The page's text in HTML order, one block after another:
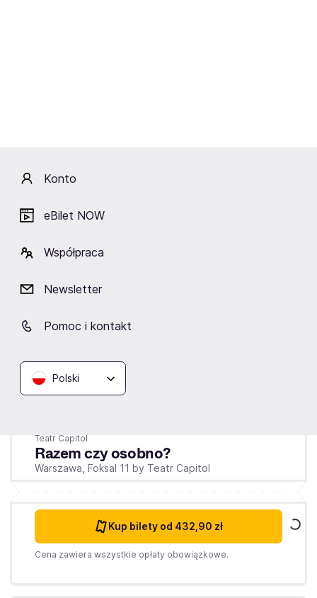
Konto
eBilet NOW
Współpraca
Newsletter
Pomoc i kontakt
Polski
Teatr Capitol
Razem czy osobno?
Warszawa, Foksal 11 by Teatr Capitol
Kup bilety od 432,90 zł
Cena zawiera wszystkie opłaty obowiązkowe.